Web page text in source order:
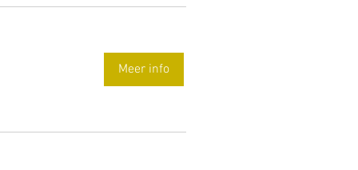
Meer info